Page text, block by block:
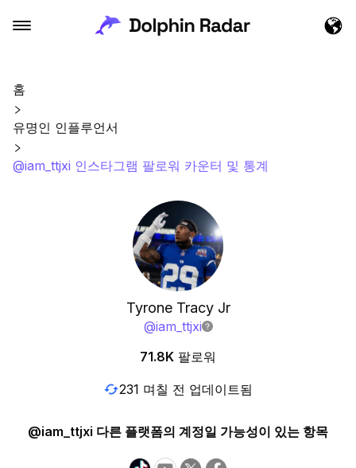
홈
유명인 인플루언서
@iam_ttjxi 인스타그램 팔로워 카운터 및 통계
Tyrone Tracy Jr
@iam_ttjxi
71.8K 팔로워
231 며칠 전 업데이트됨
@iam_ttjxi 다른 플랫폼의 계정일 가능성이 있는 항목